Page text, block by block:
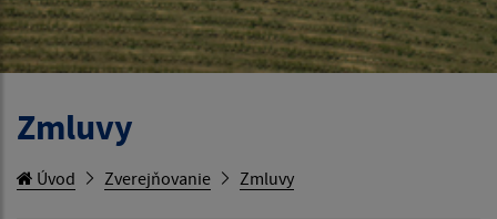
Zmluvy
Úvod Zverejňovanie Zmluvy